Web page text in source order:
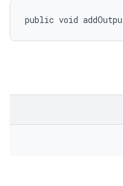
public void